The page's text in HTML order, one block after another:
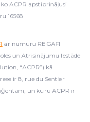
ACPR apstiprinājusi
16568
ar numuru REGAFI
un Atrisinājumu Iestāde
“ACPR”) kā
ir 8, rue du Sentier
un kuru ACPR ir